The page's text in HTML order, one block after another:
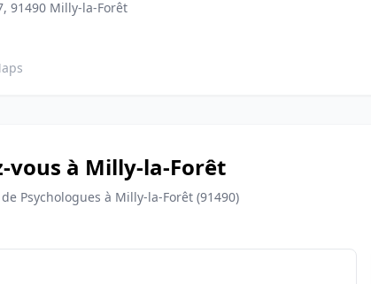
91490 Milly-la-Forêt
vous à Milly-la-Forêt
Psychologues à Milly-la-Forêt (91490)